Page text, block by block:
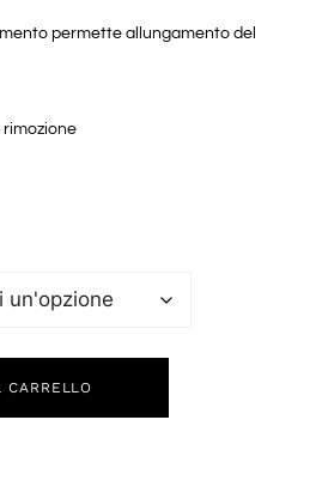
permette allungamento del